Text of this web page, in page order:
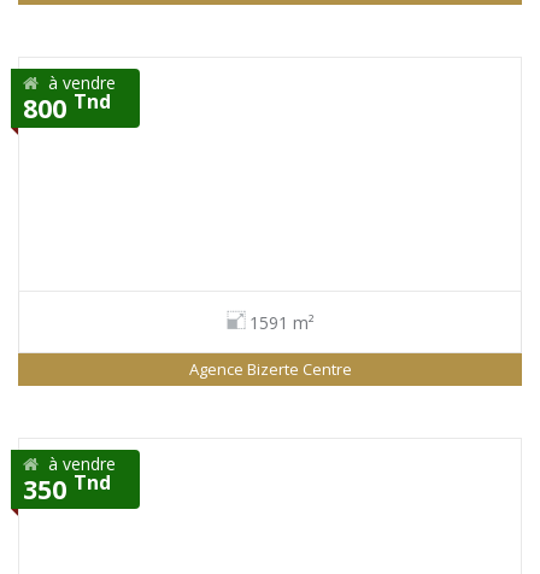
à vendre
800 Tnd
1591 m²
Agence Bizerte Centre
à vendre
350 Tnd